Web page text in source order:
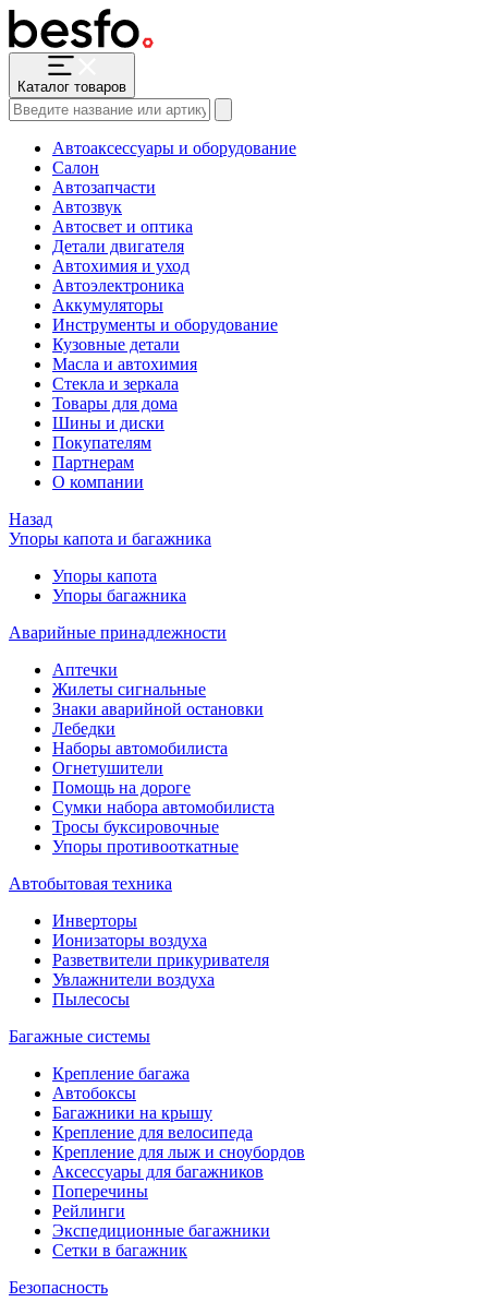
Каталог товаров
Автоаксессуары и оборудование
Салон
Автозапчасти
Автозвук
Автосвет и оптика
Детали двигателя
Автохимия и уход
Автоэлектроника
Аккумуляторы
Инструменты и оборудование
Кузовные детали
Масла и автохимия
Стекла и зеркала
Товары для дома
Шины и диски
Покупателям
Партнерам
О компании
Назад
Упоры капота и багажника
Упоры капота
Упоры багажника
Аварийные принадлежности
Аптечки
Жилеты сигнальные
Знаки аварийной остановки
Лебедки
Наборы автомобилиста
Огнетушители
Помощь на дороге
Сумки набора автомобилиста
Тросы буксировочные
Упоры противооткатные
Автобытовая техника
Инверторы
Ионизаторы воздуха
Разветвители прикуривателя
Увлажнители воздуха
Пылесосы
Багажные системы
Крепление багажа
Автобоксы
Багажники на крышу
Крепление для велосипеда
Крепление для лыж и сноубордов
Аксессуары для багажников
Поперечины
Рейлинги
Экспедиционные багажники
Сетки в багажник
Безопасность